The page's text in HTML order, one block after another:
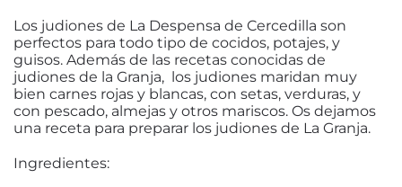
Los judiones de La Despensa de Cercedilla son
perfectos para todo tipo de cocidos, potajes, y
guisos. Además de las recetas conocidas de
judiones de la Granja, los judiones maridan muy
bien carnes rojas y blancas, con setas, verduras, y
con pescado, almejas y otros mariscos. Os dejamos
una receta para preparar los judiones de La Granja.
Ingredientes: